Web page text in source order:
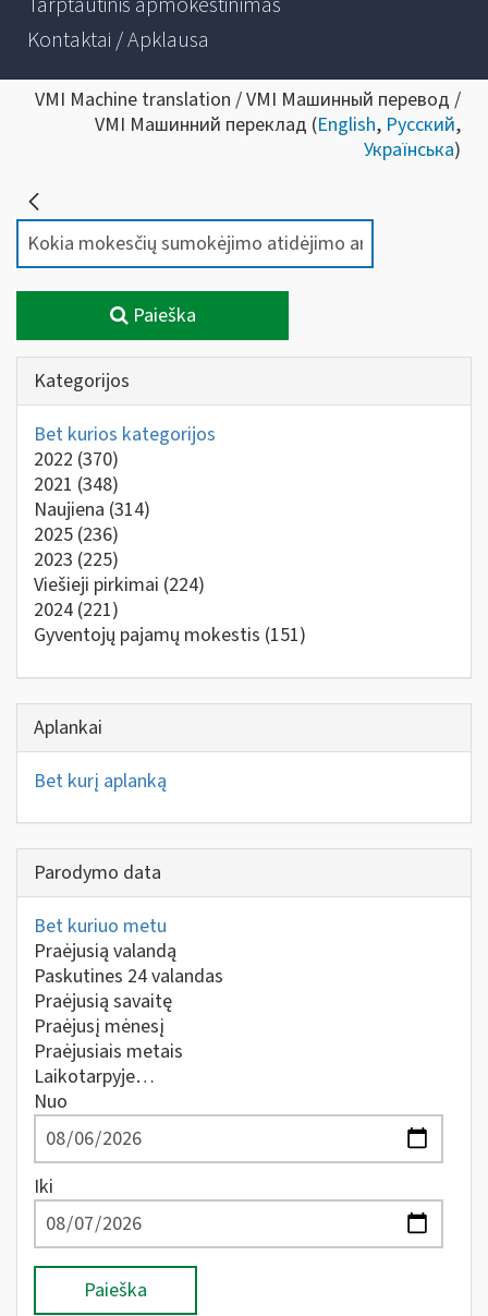
Kontaktai / Apklausa
VMI Machine translation / VMI Машинный перевод /
VMI Машинний переклад (English, Русский,
Українська)
Paieška
Kategorijos
Bet kurios kategorijos
2022 (370)
2021 (348)
Naujiena (314)
2025 (236)
2023 (225)
Viešieji pirkimai (224)
2024 (221)
Gyventojų pajamų mokestis (151)
Aplankai
Bet kurį aplanką
Parodymo data
Bet kuriuo metu
Praėjusią valandą
Paskutines 24 valandas
Praėjusią savaitę
Praėjusį mėnesį
Praėjusiais metais
Laikotarpyje…
Nuo
Iki
Paieška